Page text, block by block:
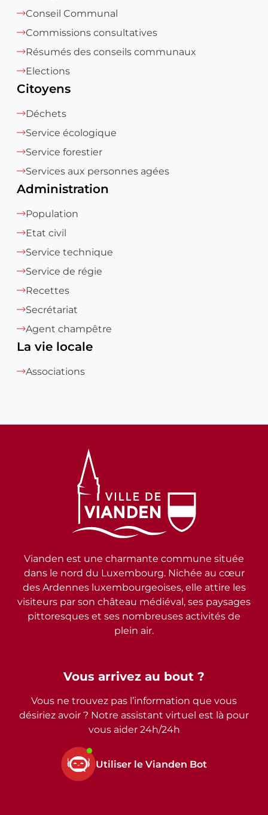
Conseil Communal
Commissions consultatives
Résumés des conseils communaux
Elections
Citoyens
Déchets
Service écologique
Service forestier
Services aux personnes agées
Administration
Population
Etat civil
Service technique
Service de régie
Recettes
Secrétariat
Agent champêtre
La vie locale
Associations
Vous arrivez au bout ?
Vous ne trouvez pas l’information que vous
désiriez avoir ? Notre assistant virtuel est là pour
vous aider 24h/24h
Utiliser le Vianden Bot
Vianden est une charmante commune située
dans le nord du Luxembourg. Nichée au cœur
des Ardennes luxembourgeoises, elle attire les
visiteurs par son château médiéval, ses paysages
pittoresques et ses nombreuses activités de
plein air.